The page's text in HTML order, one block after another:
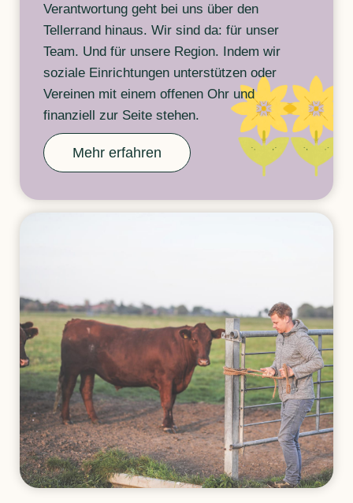
Verantwortung geht bei uns über den
Tellerrand hinaus. Wir sind da: für unser
Team. Und für unsere Region. Indem wir
soziale Einrichtungen unterstützen oder
Vereinen mit einem offenen Ohr und
finanziell zur Seite stehen.
Mehr erfahren